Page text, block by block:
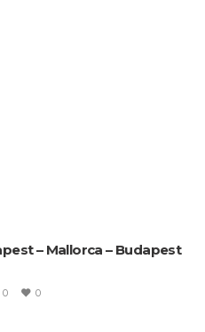
– Mallorca – Budapest
0 0